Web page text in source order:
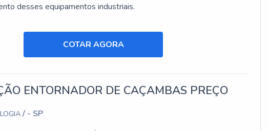
desses equipamentos industriais.
COTAR AGORA
ENTORNADOR DE CAÇAMBAS PREÇO
/ - SP